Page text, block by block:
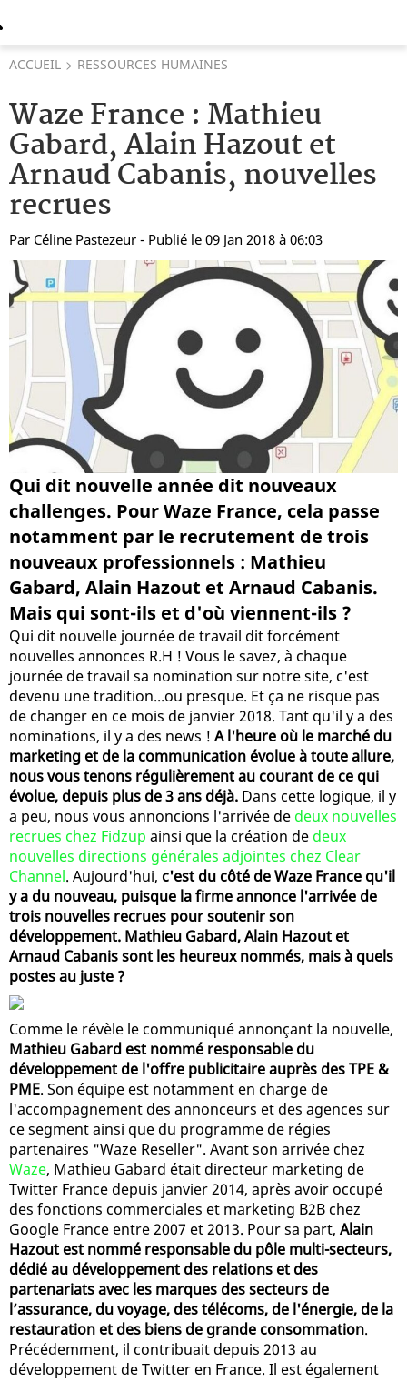
ACCUEIL RESSOURCES HUMAINES
Waze France : Mathieu
Gabard, Alain Hazout et
Arnaud Cabanis, nouvelles
recrues
Par Céline Pastezeur - Publié le 09 Jan 2018 à 06:03
Qui dit nouvelle année dit nouveaux
challenges. Pour Waze France, cela passe
notamment par le recrutement de trois
nouveaux professionnels : Mathieu
Gabard, Alain Hazout et Arnaud Cabanis.
Mais qui sont-ils et d'où viennent-ils ?
Qui dit nouvelle journée de travail dit forcément
nouvelles annonces R.H ! Vous le savez, à chaque
journée de travail sa nomination sur notre site, c'est
devenu une tradition...ou presque. Et ça ne risque pas
de changer en ce mois de janvier 2018. Tant qu'il y a des
nominations, il y a des news ! A l'heure où le marché du
marketing et de la communication évolue à toute allure,
nous vous tenons régulièrement au courant de ce qui
évolue, depuis plus de 3 ans déjà. Dans cette logique, il y
a peu, nous vous annoncions l'arrivée de deux nouvelles
recrues chez Fidzup ainsi que la création de deux
nouvelles directions générales adjointes chez Clear
Channel. Aujourd'hui, c'est du côté de Waze France qu'il
y a du nouveau, puisque la firme annonce l'arrivée de
trois nouvelles recrues pour soutenir son
développement. Mathieu Gabard, Alain Hazout et
Arnaud Cabanis sont les heureux nommés, mais à quels
postes au juste ?
Comme le révèle le communiqué annonçant la nouvelle,
Mathieu Gabard est nommé responsable du
développement de l'offre publicitaire auprès des TPE &
PME. Son équipe est notamment en charge de
l'accompagnement des annonceurs et des agences sur
ce segment ainsi que du programme de régies
partenaires "Waze Reseller". Avant son arrivée chez
Waze, Mathieu Gabard était directeur marketing de
Twitter France depuis janvier 2014, après avoir occupé
des fonctions commerciales et marketing B2B chez
Google France entre 2007 et 2013. Pour sa part, Alain
Hazout est nommé responsable du pôle multi-secteurs,
dédié au développement des relations et des
partenariats avec les marques des secteurs de
l’assurance, du voyage, des télécoms, de l'énergie, de la
restauration et des biens de grande consommation.
Précédemment, il contribuait depuis 2013 au
développement de Twitter en France. Il est également